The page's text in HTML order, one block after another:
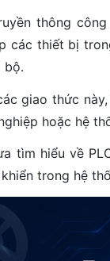
thông
các thiết bị
bộ.
giao thức
hoặc hệ
tìm hiểu về
trong hệ